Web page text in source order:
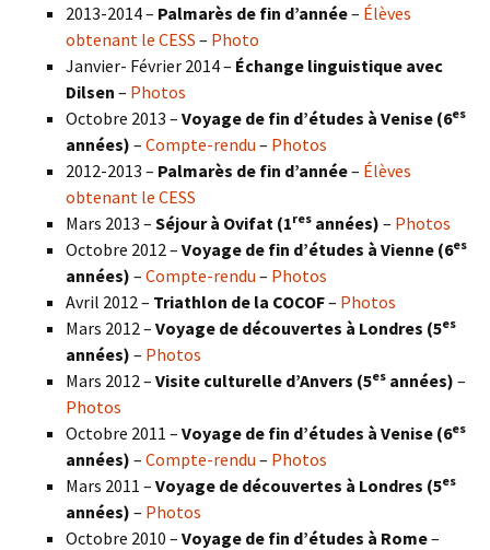
2013-2014 – Palmarès de fin d’année– Élèves
obtenant le CESS – Photo
Janvier- Février 2014 – Échange linguistique avec
Dilsen – Photos
Octobre 2013 – Voyage de fin d’études à Venise (6es
années) – Compte-rendu – Photos
2012-2013 – Palmarès de fin d’année– Élèves
obtenant le CESS
Mars 2013 – Séjour à Ovifat (1res années) – Photos
Octobre 2012 – Voyage de fin d’études à Vienne (6es
années) – Compte-rendu – Photos
Avril 2012 – Triathlon de la COCOF– Photos
Mars 2012 – Voyage de découvertes à Londres (5es
années) – Photos
Mars 2012 – Visite culturelle d’Anvers (5es années) –
Photos
Octobre 2011 – Voyage de fin d’études à Venise (6es
années) – Compte-rendu – Photos
Mars 2011 – Voyage de découvertes à Londres (5es
années) – Photos
Octobre 2010 – Voyage de fin d’études à Rome–